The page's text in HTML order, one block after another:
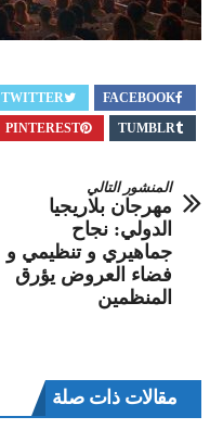
FACEBOOK
TWITTER
TUMBLR
PINTEREST
المنشور التالي
مهرجان بلاريجيا
الدولي: نجاح
جماهيري و تنظيمي و
فضاء العروض يؤرق
المنظمين
مقالات ذات صلة